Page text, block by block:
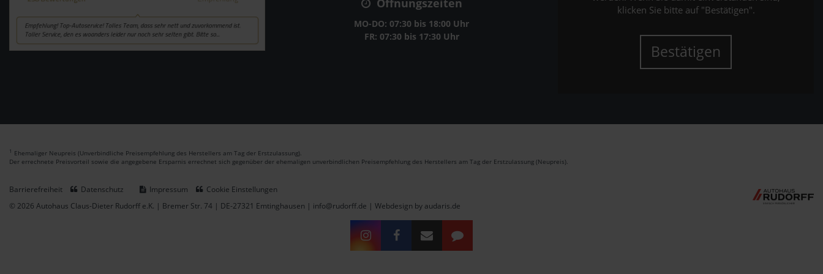
Öffnungszeiten
MO-DO: 07:30 bis 18:00 Uhr
FR: 07:30 bis 17:30 Uhr
klicken Sie bitte auf "Bestätigen".
Bestätigen
1 Ehemaliger Neupreis (Unverbindliche Preisempfehlung des Herstellers am Tag der Erstzulassung).
Der errechnete Preisvorteil sowie die angegebene Ersparnis errechnet sich gegenüber der ehemaligen unverbindlichen Preisempfehlung des Herstellers am Tag der Erstzulassung (Neupreis).
Barrierefreiheit Datenschutz Impressum
Cookie Einstellungen
© 2026 Autohaus Claus-Dieter Rudorff e.K. | Bremer Str. 74 | DE-27321 Emtinghausen | info@rudorff.de | Webdesign by audaris.de